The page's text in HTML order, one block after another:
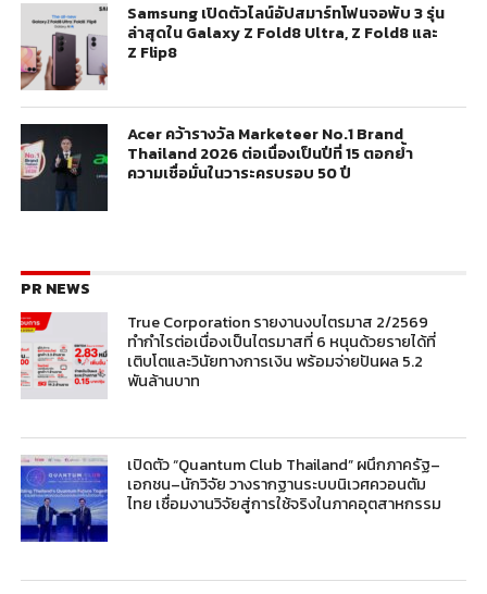
Samsung เปิดตัวไลน์อัปสมาร์ทโฟนจอพับ 3 รุ่น
ล่าสุดใน Galaxy Z Fold8 Ultra, Z Fold8 และ
Z Flip8
Acer คว้ารางวัล Marketeer No.1 Brand
Thailand 2026 ต่อเนื่องเป็นปีที่ 15 ตอกย้ำ
ความเชื่อมั่นในวาระครบรอบ 50 ปี
PR NEWS
True Corporation รายงานงบไตรมาส 2/2569
ทำกำไรต่อเนื่องเป็นไตรมาสที่ 6 หนุนด้วยรายได้ที่
เติบโตและวินัยทางการเงิน พร้อมจ่ายปันผล 5.2
พันล้านบาท
เปิดตัว “Quantum Club Thailand” ผนึกภาครัฐ–
เอกชน–นักวิจัย วางรากฐานระบบนิเวศควอนตัม
ไทย เชื่อมงานวิจัยสู่การใช้จริงในภาคอุตสาหกรรม